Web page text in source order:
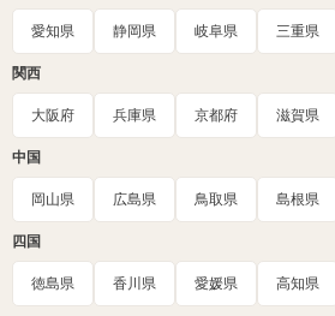
愛知県 静岡県 岐阜県 三重県
関西
大阪府 兵庫県 京都府 滋賀県
中国
岡山県 広島県 鳥取県 島根県
四国
徳島県 香川県 愛媛県 高知県